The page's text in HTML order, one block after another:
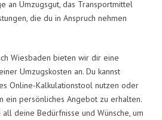
an Umzugsgut, das Transportmittel
die du in Anspruch nehmen
Wiesbaden bieten wir dir eine
Umzugskosten an. Du kannst
Online-Kalkulationstool nutzen oder
ein persönliches Angebot zu erhalten.
deine Bedürfnisse und Wünsche, um